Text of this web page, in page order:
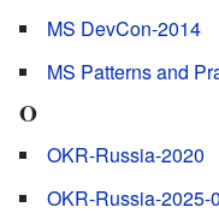
MS DevCon-2014
MS Patterns and
O
OKR-Russia-2020
OKR-Russia-2025-